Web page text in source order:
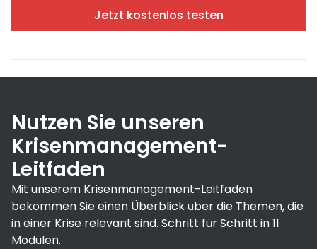
Jetzt kostenlos testen
Nutzen Sie unseren
Krisenmanagement-
Leitfaden
Mit unserem Krisenmanagement-Leitfaden
bekommen Sie einen Überblick über die Themen, die
in einer Krise relevant sind. Schritt für Schritt in 11
Modulen.